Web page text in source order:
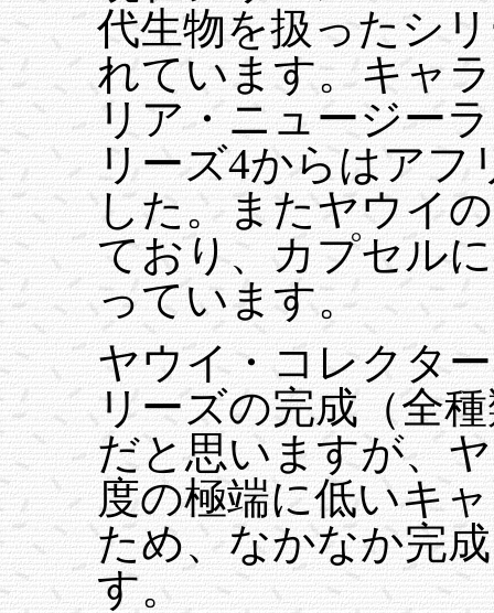
代生物を扱ったシ
れています。キャ
リア・ニュージー
リーズ4からはアフ
した。またヤウイ
ており、カプセル
っています。
ヤウイ・コレクタ
リーズの完成（全
だと思いますが、
度の極端に低いキ
ため、なかなか完
す。